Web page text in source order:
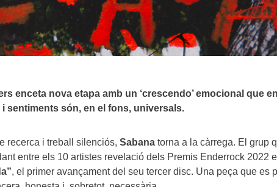
enceta nova etapa amb un ‘crescendo’ emocional que
sentiments són, en el fons, universals.
recerca i treball silenciós, Sabana torna a la càrrega. El grup
entre els 10 artistes revelació dels Premis Enderrock 2022
, el primer avançament del seu tercer disc. Una peça que es